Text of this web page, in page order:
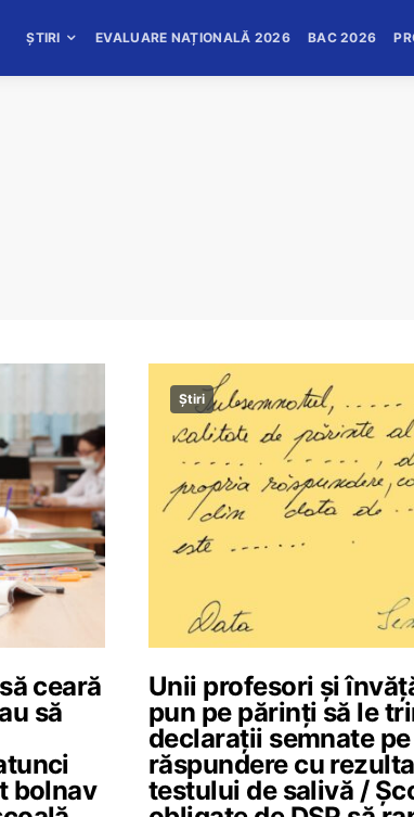
ȘTIRI EVALUARE NAȚIONALĂ 2026 BAC 2026
ceară
să
bolnav
Știri
Unii profesori și
pun pe părinți să le
declarații semnate
răspundere cu
testului de salivă /